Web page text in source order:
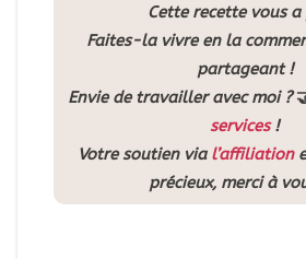
Cette recette vous a
Faites-la vivre en la
partageant !
Envie de travailler avec moi ?
services!
Votre soutien via l’affiliation
précieux, merci à